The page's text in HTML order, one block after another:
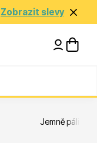
Zobrazit slevy
Jemně pálivé